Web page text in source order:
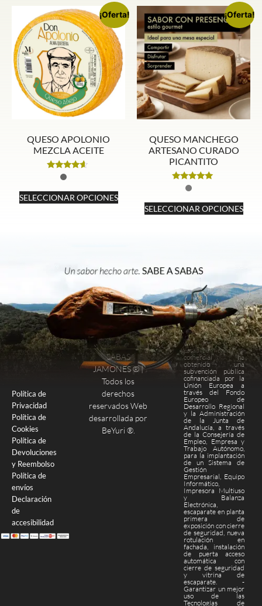
¡Oferta!
QUESO APOLONIO
MEZCLA ACEITE
Valorado
4.40
de 5
SELECCIONAR OPCIONES
¡Oferta!
QUESO MANCHEGO
ARTESANO CURADO
PICANTITO
Valorado
4.92
de 5
SELECCIONAR OPCIONES
Política de
Privacidad
Política de
Cookies
Política de
Devoluciones
y Reembolso
Política de
envíos
Declaración
de
accesibilidad
SABAS
JAMONES ® |
Todos los
derechos
reservados Web
desarrollada por
BeYuri ®.
Este
establecimiento
comercial ha
obtenido una
subvención pública
cofinanciada por la
Unión Europea a
través del Fondo
Europeo de
Desarrollo Regional
y la Administración
de la Junta de
Andalucía, a través
de la Consejería de
Empleo, Empresa y
Trabajo Autónomo,
para la implantación
de un Sistema de
Gestión
Empresarial, Equipo
Informático,
Impresora Multiuso
y Balanza
Electrónica,
escaparate en planta
primera de
exposición con cierre
de seguridad, nueva
rotulación en
fachada, instalación
de puerta acceso
automática con
cierre de seguridad
y vitrina de
escaparate. -
Garantizar un mejor
uso de las
Tecnologías de